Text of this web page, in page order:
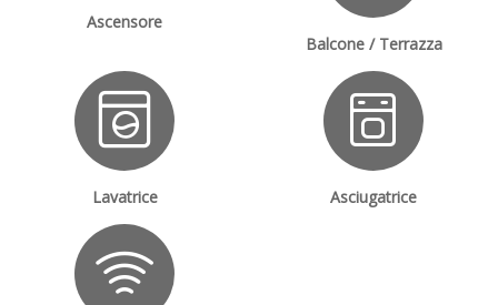
Ascensore
Balcone / Terrazza
Lavatrice Asciugatrice